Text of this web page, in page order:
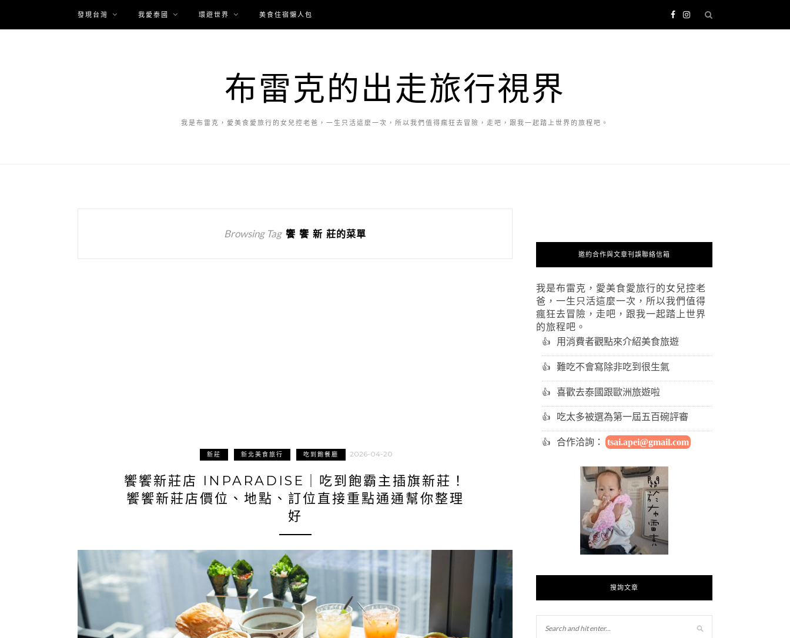
發現台灣 我愛泰國 環遊世界 美食住宿懶人包
布雷克的出走旅行視界
我是布雷克，愛美食愛旅行的女兒控老爸，一生只活這麼一次，所以我們值得瘋狂去冒險，走吧，跟我一起踏上世界的旅程吧。
Browsing Tag 饗 饗 新 莊的菜單
新莊 新北美食旅行 吃到飽餐廳 2026-04-20
饗饗新莊店 INPARADISE｜吃到飽霸主插旗新莊！
饗饗新莊店價位、地點、訂位直接重點通通幫你整理
好
邀約合作與文章刊誤聯絡信箱
我是布雷克，愛美食愛旅行的女兒控老
爸，一生只活這麼一次，所以我們值得
瘋狂去冒險，走吧，跟我一起踏上世界
的旅程吧。
用消費者觀點來介紹美食旅遊
難吃不會寫除非吃到很生氣
喜歡去泰國跟歐洲旅遊啦
吃太多被選為第一屆五百碗評審
合作洽詢： tsai.apei@gmail.com
搜詢文章